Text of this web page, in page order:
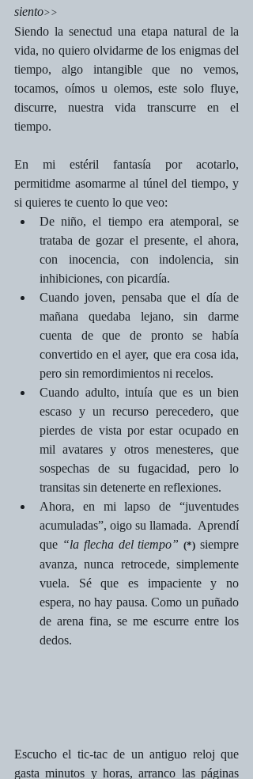
siento>>
Siendo la senectud una etapa natural de la
vida, no quiero olvidarme de los enigmas del
tiempo, algo intangible que no vemos,
tocamos, oímos u olemos, este solo fluye,
discurre, nuestra vida transcurre en el
tiempo.
En mi estéril fantasía por acotarlo,
permitidme asomarme al túnel del tiempo, y
si quieres te cuento lo que veo:
De niño, el tiempo era atemporal, se
trataba de gozar el presente, el ahora,
con inocencia, con indolencia, sin
inhibiciones, con picardía.
Cuando joven, pensaba que el día de
mañana quedaba lejano, sin darme
cuenta de que de pronto se había
convertido en el ayer, que era cosa ida,
pero sin remordimientos ni recelos.
Cuando adulto, intuía que es un bien
escaso y un recurso perecedero, que
pierdes de vista por estar ocupado en
mil avatares y otros menesteres, que
sospechas de su fugacidad, pero lo
transitas sin detenerte en reflexiones.
Ahora, en mi lapso de “juventudes
acumuladas”, oigo su llamada.  Aprendí
que “la flecha del tiempo” (*) siempre
avanza, nunca retrocede, simplemente
vuela. Sé que es impaciente y no
espera, no hay pausa. Como un puñado
de arena fina, se me escurre entre los
dedos.
Escucho el tic-tac de un antiguo reloj que
gasta minutos y horas, arranco las páginas